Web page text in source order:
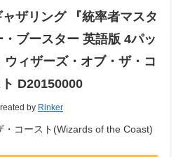
ザリング 『統率者マスタ
ブースター 英語版 4パッ
ウィザーズ・オブ・ザ・コ
D20150000
by Rinker
・コースト(Wizards of the Coast)